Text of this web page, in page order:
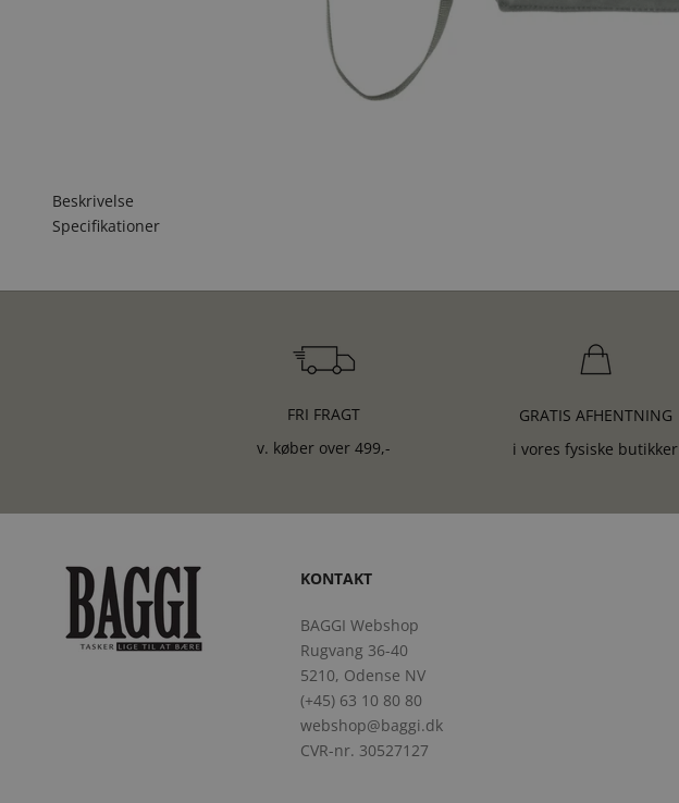
Beskrivelse
Specifikationer
FRI FRAGT
v. køber over 499,-
GRATIS AFHENTNING
i vores fysiske butikker
KONTAKT
BAGGI Webshop
Rugvang 36-40
5210, Odense NV
(+45) 63 10 80 80
webshop@baggi.dk
CVR-nr. 30527127